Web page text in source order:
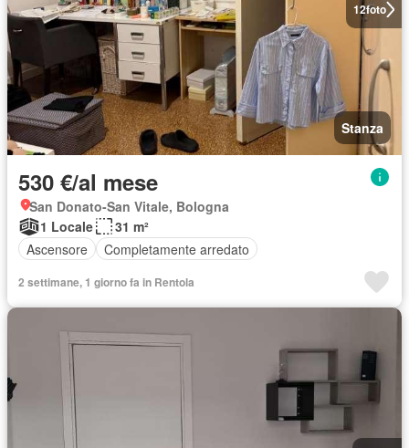
12foto
Stanza
530 €/al mese
San Donato-San Vitale, Bologna
1 Locale
31 m²
Ascensore
Completamente arredato
2 settimane, 1 giorno fa in Rentola